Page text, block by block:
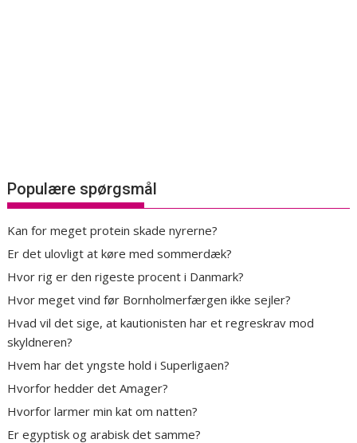
Populære spørgsmål
Kan for meget protein skade nyrerne?
Er det ulovligt at køre med sommerdæk?
Hvor rig er den rigeste procent i Danmark?
Hvor meget vind før Bornholmerfærgen ikke sejler?
Hvad vil det sige, at kautionisten har et regreskrav mod
skyldneren?
Hvem har det yngste hold i Superligaen?
Hvorfor hedder det Amager?
Hvorfor larmer min kat om natten?
Er egyptisk og arabisk det samme?